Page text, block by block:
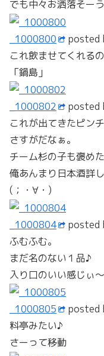
でも中々お洒落そー
_1000800 posted
これ飲ませてくれる
「鍋島」
_1000802 posted
これが出てきたピン
さすがだなぁ。
チーム杉の子も褒め
俺あんまり日本酒詳
(；・∀・)
_1000804 posted
ふむふむ。
まだ名のない１品♪
入り口のいい感じぃ～
_1000805 posted
料亭みたい♪
さーって移動